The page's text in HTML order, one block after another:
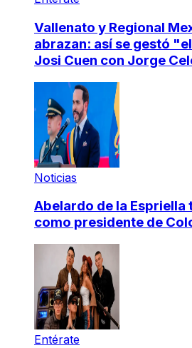
Vallenato y Regional
abrazan: así se gestó
Josi Cuen con Jorge
Noticias
Abelardo de la Espriella
como presidente de
Entérate